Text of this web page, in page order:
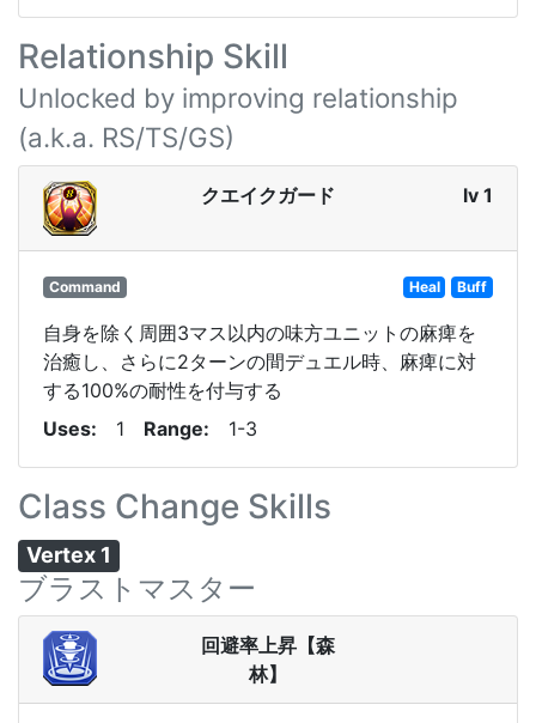
Relationship Skill
Unlocked by improving relationship
(a.k.a. RS/TS/GS)
クエイクガード lv 1
Command Heal Buff
自身を除く周囲3マス以内の味方ユニットの麻痺を
治癒し、さらに2ターンの間デュエル時、麻痺に対
する100%の耐性を付与する
Uses
1 Range 1-3
Class Change Skills
Vertex 1
ブラストマスター
回避率上昇【森
林】